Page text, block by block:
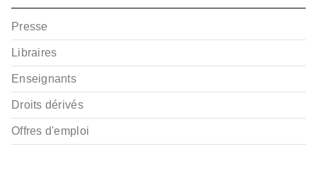
Presse
Libraires
Enseignants
Droits dérivés
Offres d'emploi